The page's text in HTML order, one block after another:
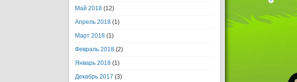
Май 2018 (12)
Апрель 2018 (1)
Март 2018 (1)
Февраль 2018 (2)
Январь 2018 (1)
Декабрь 2017 (3)